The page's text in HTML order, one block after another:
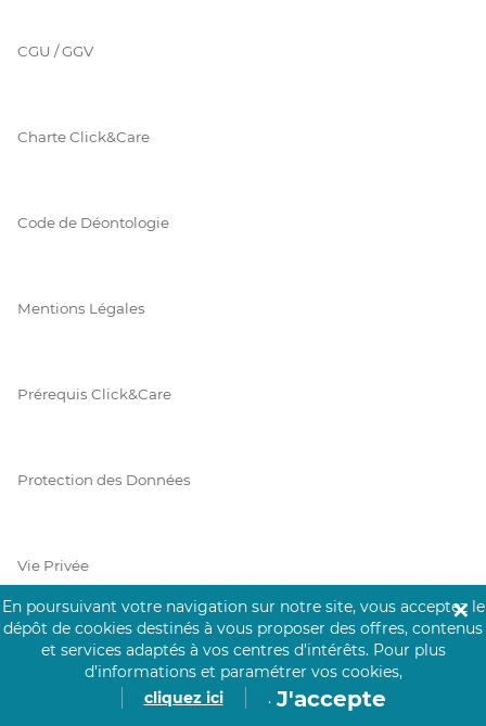
CGU / GGV
Charte Click&Care
Code de Déontologie
Mentions Légales
Prérequis Click&Care
Protection des Données
Vie Privée
PAIEMENT SÉCURISÉ
La collecte de vos informations de carte bancaire est cryptée
En poursuivant votre navigation sur notre site, vous acceptez le
dépôt de cookies destinés à vous proposer des offres, contenus
et services adaptés à vos centres d’intérêts. Pour plus
d’informations et paramétrer vos cookies,
cliquez ici
. J'accepte
✕